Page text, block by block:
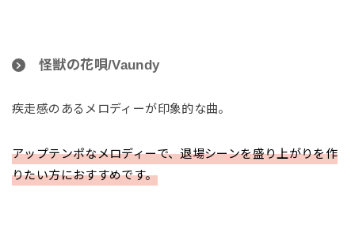
怪獣の花唄/Vaundy
疾走感のあるメロディーが印象的な曲。
アップテンポなメロディーで、退場シーンを盛り上がりを作
りたい方におすすめです。